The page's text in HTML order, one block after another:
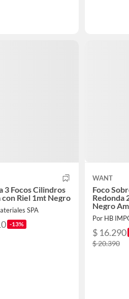
3 Focos Cilindros
con Riel 1mt Negro
SPA
-13%
WANT
Foco
Redonda
Negro
Por HB
$ 16.290
$ 20.390